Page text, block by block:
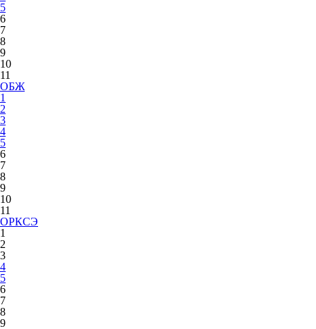
5
6
7
8
9
10
11
ОБЖ
1
2
3
4
5
6
7
8
9
10
11
ОРКСЭ
1
2
3
4
5
6
7
8
9